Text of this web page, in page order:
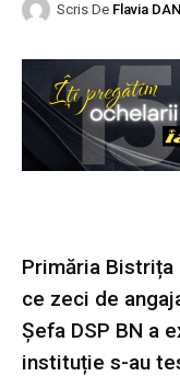
Scris De Flavia
Primăria Bistrița
ce zeci de
Șefa DSP BN a
instituție s-au